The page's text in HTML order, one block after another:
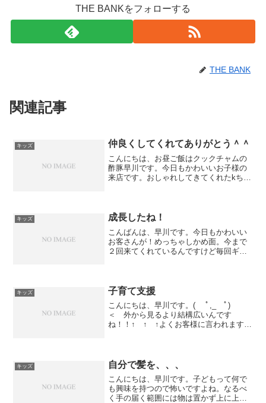
THE BANKをフォローする
THE BANK
関連記事
キッズ 仲良くしてくれてありがとう＾＾
こんにちは、お昼ご飯はクックチャムの
酢豚早川です。今日もかわいいお子様の
来店です。おしゃれしてきてくれたkちゃ
くしてくれてありがとう...
キッズ 成長したね！
こんばんは、早川です。今日もかわいい
お客さんが！めっちゃしかめ面。今まで
２回来てくれているんですけど毎回ギャ
キッズ 子育て支援
こんにちは、早川です。( ﾟ,_ゝﾟ)
＜ 外から見るより結構広いんです
ね！！↑ ↑ ↑よくお客様に言われます。
す！さらに、さらに...
キッズ 自分で髪を、、、
こんにちは、早川です。子どもって何で
も興味を持つので怖いですよね。なるべ
く手の届く範囲には物は置かず上に上